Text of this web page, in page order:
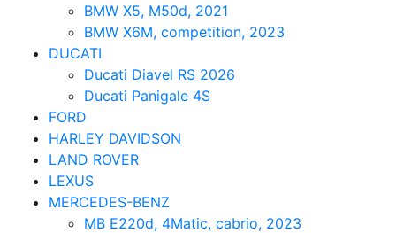
BMW X5, M50d, 2021
BMW X6M, competition, 2023
DUCATI
Ducati Diavel RS 2026
Ducati Panigale 4S
FORD
HARLEY DAVIDSON
LAND ROVER
LEXUS
MERCEDES-BENZ
MB E220d, 4Matic, cabrio, 2023